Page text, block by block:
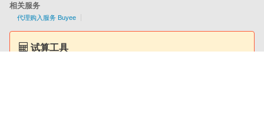
相关服务
代理购入服务 Buyee
试算工具